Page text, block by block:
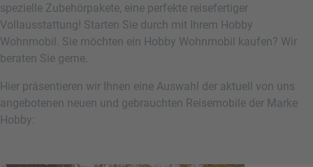
spezielle Zubehörpakete, eine perfekte reisefertiger
Vollausstattung! Starten Sie durch mit Ihrem Hobby
Wohnmobil. Sie möchten ein Hobby Wohnmobil kaufen? Wir
beraten Sie gerne.
Hier präsentieren wir Ihnen eine Auswahl der aktuell von uns
angebotenen neuen und gebrauchten Reisemobile der Marke
Hobby: